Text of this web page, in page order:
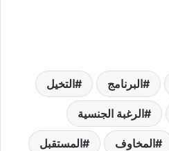
البرنامج التخيل
الرغبة الجنسية
المخاوف المستقبل